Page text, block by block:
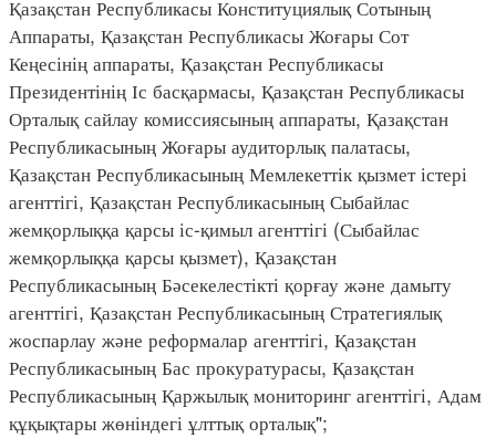
Қазақстан Республикасы Конституциялық Сотының
Аппараты, Қазақстан Республикасы Жоғары Сот
Кеңесінің аппараты, Қазақстан Республикасы
Президентінің Іс басқармасы, Қазақстан Республикасы
Орталық сайлау комиссиясының аппараты, Қазақстан
Республикасының Жоғары аудиторлық палатасы,
Қазақстан Республикасының Мемлекеттік қызмет істері
агенттігі, Қазақстан Республикасының Сыбайлас
жемқорлыққа қарсы іс-қимыл агенттігі (Сыбайлас
жемқорлыққа қарсы қызмет), Қазақстан
Республикасының Бәсекелестікті қорғау және дамыту
агенттігі, Қазақстан Республикасының Стратегиялық
жоспарлау және реформалар агенттігі, Қазақстан
Республикасының Бас прокуратурасы, Қазақстан
Республикасының Қаржылық мониторинг агенттігі, Адам
құқықтары жөніндегі ұлттық орталық";